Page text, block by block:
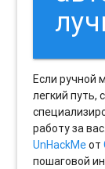
Если ручной
легкий путь,
работу за
UnHackMeот
пошаговой